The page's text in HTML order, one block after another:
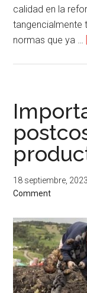
calidad en la
tangencialmente
normas que ya …
18 septiembre, 2023
Comment